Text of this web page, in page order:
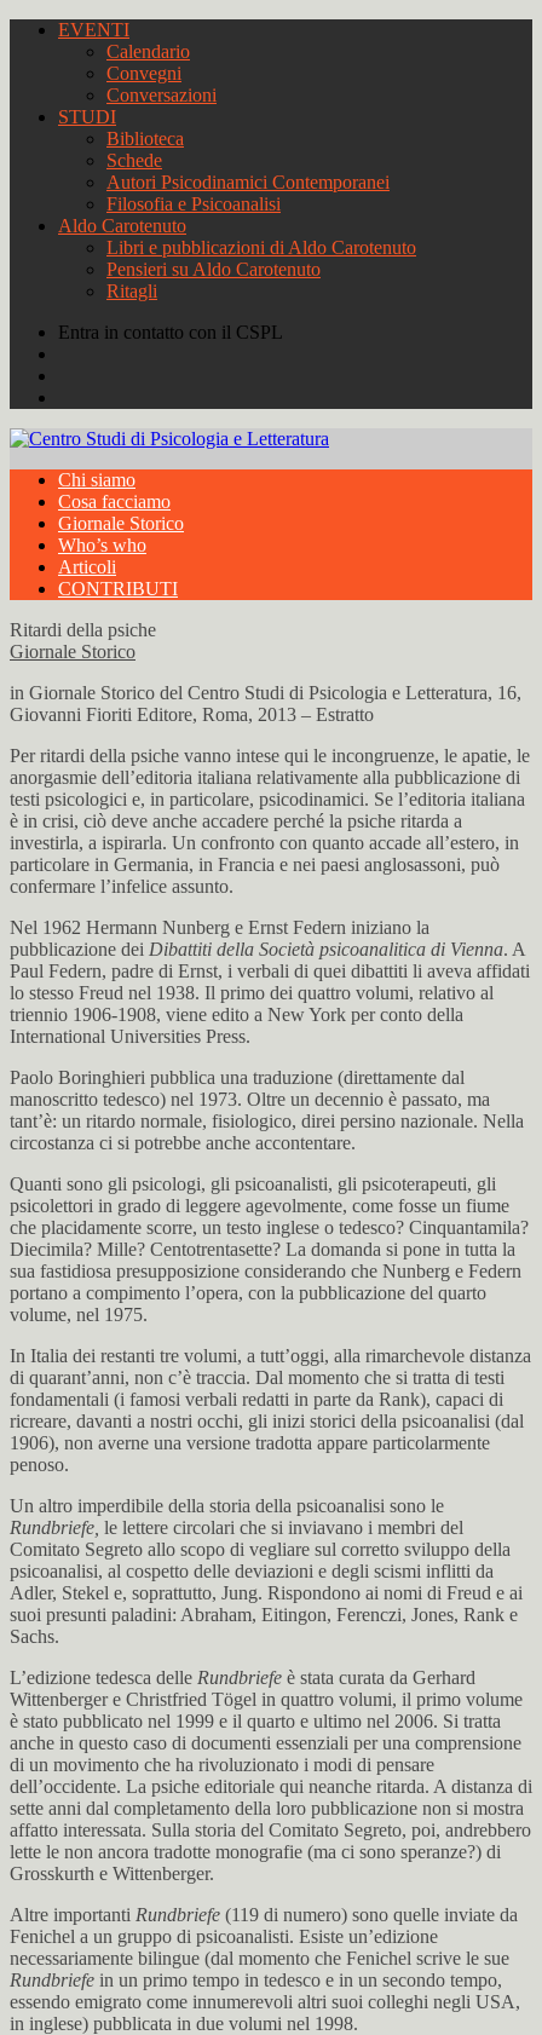
EVENTI
Calendario
Convegni
Conversazioni
STUDI
Biblioteca
Schede
Autori Psicodinamici Contemporanei
Filosofia e Psicoanalisi
Aldo Carotenuto
Libri e pubblicazioni di Aldo Carotenuto
Pensieri su Aldo Carotenuto
Ritagli
Entra in contatto con il CSPL
Chi siamo
Cosa facciamo
Giornale Storico
Who’s who
Articoli
CONTRIBUTI
Ritardi della psiche
Giornale Storico
in Giornale Storico del Centro Studi di Psicologia e Letteratura, 16,
Giovanni Fioriti Editore, Roma, 2013 – Estratto
Per ritardi della psiche vanno intese qui le incongruenze, le apatie, le
anorgasmie dell’editoria italiana relativamente alla pubblicazione di
testi psicologici e, in particolare, psicodinamici. Se l’editoria italiana
è in crisi, ciò deve anche accadere perché la psiche ritarda a
investirla, a ispirarla. Un confronto con quanto accade all’estero, in
particolare in Germania, in Francia e nei paesi anglosassoni, può
confermare l’infelice assunto.
Nel 1962 Hermann Nunberg e Ernst Federn iniziano la
pubblicazione dei Dibattiti della Società psicoanalitica di Vienna. A
Paul Federn, padre di Ernst, i verbali di quei dibattiti li aveva affidati
lo stesso Freud nel 1938. Il primo dei quattro volumi, relativo al
triennio 1906-1908, viene edito a New York per conto della
International Universities Press.
Paolo Boringhieri pubblica una traduzione (direttamente dal
manoscritto tedesco) nel 1973. Oltre un decennio è passato, ma
tant’è: un ritardo normale, fisiologico, direi persino nazionale. Nella
circostanza ci si potrebbe anche accontentare.
Quanti sono gli psicologi, gli psicoanalisti, gli psicoterapeuti, gli
psicolettori in grado di leggere agevolmente, come fosse un fiume
che placidamente scorre, un testo inglese o tedesco? Cinquantamila?
Diecimila? Mille? Centotrentasette? La domanda si pone in tutta la
sua fastidiosa presupposizione considerando che Nunberg e Federn
portano a compimento l’opera, con la pubblicazione del quarto
volume, nel 1975.
In Italia dei restanti tre volumi, a tutt’oggi, alla rimarchevole distanza
di quarant’anni, non c’è traccia. Dal momento che si tratta di testi
fondamentali (i famosi verbali redatti in parte da Rank), capaci di
ricreare, davanti a nostri occhi, gli inizi storici della psicoanalisi (dal
1906), non averne una versione tradotta appare particolarmente
penoso.
Un altro imperdibile della storia della psicoanalisi sono le
Rundbriefe, le lettere circolari che si inviavano i membri del
Comitato Segreto allo scopo di vegliare sul corretto sviluppo della
psicoanalisi, al cospetto delle deviazioni e degli scismi inflitti da
Adler, Stekel e, soprattutto, Jung. Rispondono ai nomi di Freud e ai
suoi presunti paladini: Abraham, Eitingon, Ferenczi, Jones, Rank e
Sachs.
L’edizione tedesca delle Rundbriefe è stata curata da Gerhard
Wittenberger e Christfried Tögel in quattro volumi, il primo volume
è stato pubblicato nel 1999 e il quarto e ultimo nel 2006. Si tratta
anche in questo caso di documenti essenziali per una comprensione
di un movimento che ha rivoluzionato i modi di pensare
dell’occidente. La psiche editoriale qui neanche ritarda. A distanza di
sette anni dal completamento della loro pubblicazione non si mostra
affatto interessata. Sulla storia del Comitato Segreto, poi, andrebbero
lette le non ancora tradotte monografie (ma ci sono speranze?) di
Grosskurth e Wittenberger.
Altre importanti Rundbriefe (119 di numero) sono quelle inviate da
Fenichel a un gruppo di psicoanalisti. Esiste un’edizione
necessariamente bilingue (dal momento che Fenichel scrive le sue
Rundbriefe in un primo tempo in tedesco e in un secondo tempo,
essendo emigrato come innumerevoli altri suoi colleghi negli USA,
in inglese) pubblicata in due volumi nel 1998.